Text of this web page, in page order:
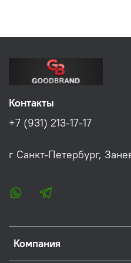
Компания
Контакты
+7 (931) 213-17-17
г Санкт-Петербург,